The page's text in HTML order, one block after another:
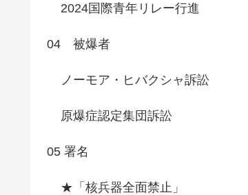
2024国際青年リレー行進
04 被爆者
ノーモア・ヒバクシャ訴訟
原爆症認定集団訴訟
05 署名
★「核兵器全面禁止」